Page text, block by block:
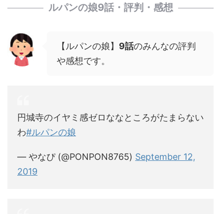
ルパンの娘9話・評判・感想
【ルパンの娘】 9話のみんなの評判
や感想です。
円城寺のイヤミ感ゼロななところがたまらない
わ#ルパンの娘
— やなぴ (@PONPON8765) September 12,
2019